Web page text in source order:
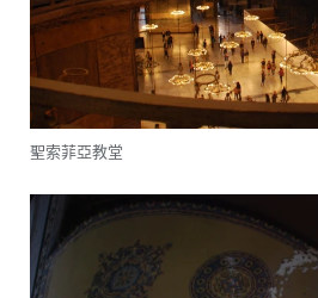
聖索菲亞教堂